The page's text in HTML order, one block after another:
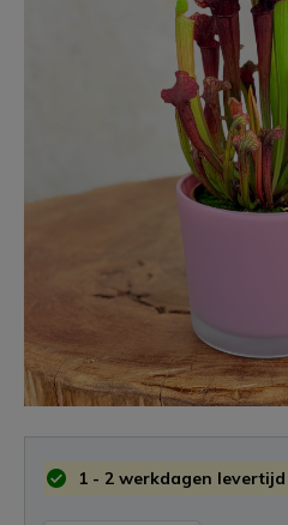
1 - 2 werkdagen levertijd